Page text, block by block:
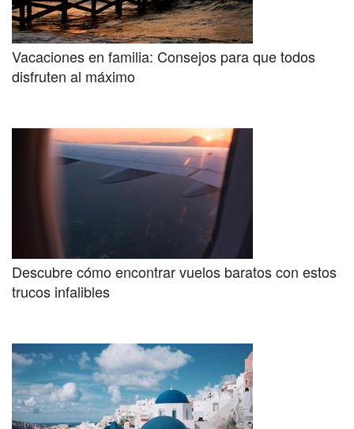
Vacaciones en familia: Consejos para que todos
disfruten al máximo
Descubre cómo encontrar vuelos baratos con estos
trucos infalibles